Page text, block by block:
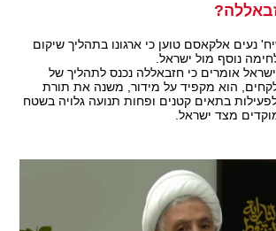
נעים אלקאסם טוען כי ארגונו בתהליך שיקום
נוסף מול ישראל.
אומרים כי חזבאללה נכנס לתהליך של
הוא מקפיד על מידור, משנה את תורת
בתאים קטנים ופחות תנועה גלויה בשטח
מצד ישראל.